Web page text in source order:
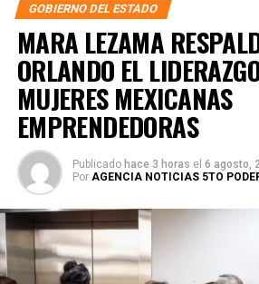
GOBIERNO DEL ESTADO
MARA LEZAMA
ORLANDO EL
MUJERES MEXICANAS
EMPRENDEDORAS
Publicado hace 3 horas el 6 agosto,
Por AGENCIA NOTICIAS 5TO